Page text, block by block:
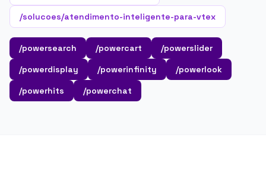
/solucoes/atendimento-inteligente-para-vtex
/powersearch /powercart
/powerslider
/powerdisplay
/powerinfinity
/powerlook
/powerhits
/powerchat